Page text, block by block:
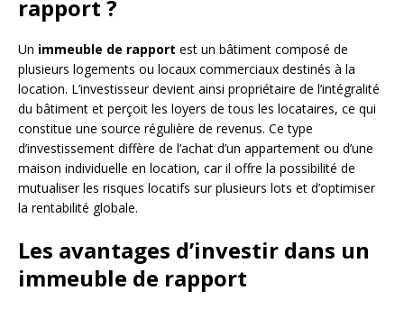
rapport ?
Un immeuble de rapport est un bâtiment composé de
plusieurs logements ou locaux commerciaux destinés à la
location. L’investisseur devient ainsi propriétaire de l’intégralité
du bâtiment et perçoit les loyers de tous les locataires, ce qui
constitue une source régulière de revenus. Ce type
d’investissement diffère de l’achat d’un appartement ou d’une
maison individuelle en location, car il offre la possibilité de
mutualiser les risques locatifs sur plusieurs lots et d’optimiser
la rentabilité globale.
Les avantages d’investir dans un
immeuble de rapport